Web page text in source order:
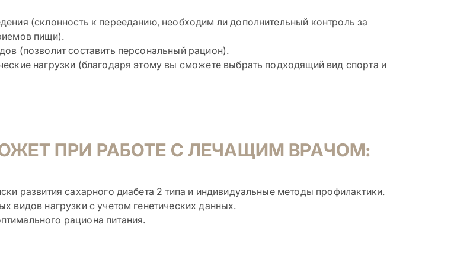
(склонность к перееданию, необходим ли дополнительный контроль за
пищи).
(позволит составить персональный рацион).
нагрузки (благодаря этому вы сможете выбрать подходящий вид спорта и
ПРИ РАБОТЕ С ЛЕЧАЩИМ ВРАЧОМ:
развития сахарного диабета 2 типа и индивидуальные методы профилактики.
видов нагрузки с учетом генетических данных.
рациона питания.